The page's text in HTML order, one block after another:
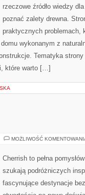
rzeczowe źródło wiedzy
poznać zalety drewna.
praktycznych problemach,
wykonanym z
Tematyka
które warto […]
MOŻLIWOŚĆ
Cherrish to pełna
szukają podróżniczych
fascynujące destynacje